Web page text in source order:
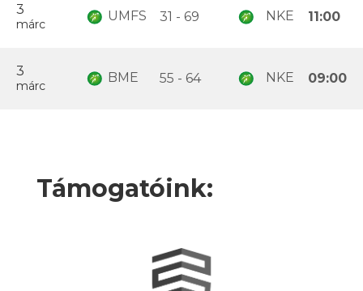
3
márc
UMFS 31 - 69 NKE 11:00
3
márc
BME 55 - 64 NKE 09:00
Támogatóink: